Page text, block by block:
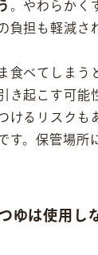
。やわらかく
負担も軽減さ
食べてしまう
き起こす可能
けるリスクも
す。保管場所
ゆは使用し